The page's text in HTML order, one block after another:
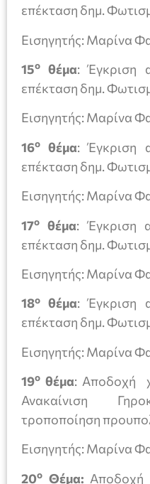
επέκταση δημ.
Εισηγητής: Μαρίνα
15ο θέμα: Έγκριση
επέκταση δημ.
Εισηγητής: Μαρίνα
16ο θέμα: Έγκριση
επέκταση δημ.
Εισηγητής: Μαρίνα
17ο θέμα: Έγκριση
επέκταση δημ.
Εισηγητής: Μαρίνα
18ο θέμα: Έγκριση
επέκταση δημ.
Εισηγητής: Μαρίνα
19ο θέμα: Αποδοχή
Ανακαίνιση
τροποποίηση
Εισηγητής: Μαρίνα
20ο Θέμα: Αποδοχή